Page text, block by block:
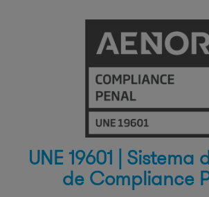
UNE 19601 | Sistema
de Compliance